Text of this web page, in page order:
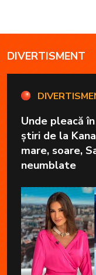
DIVERTISMENT
Unde pleacă
știri de la
mare, soare,
neumblate